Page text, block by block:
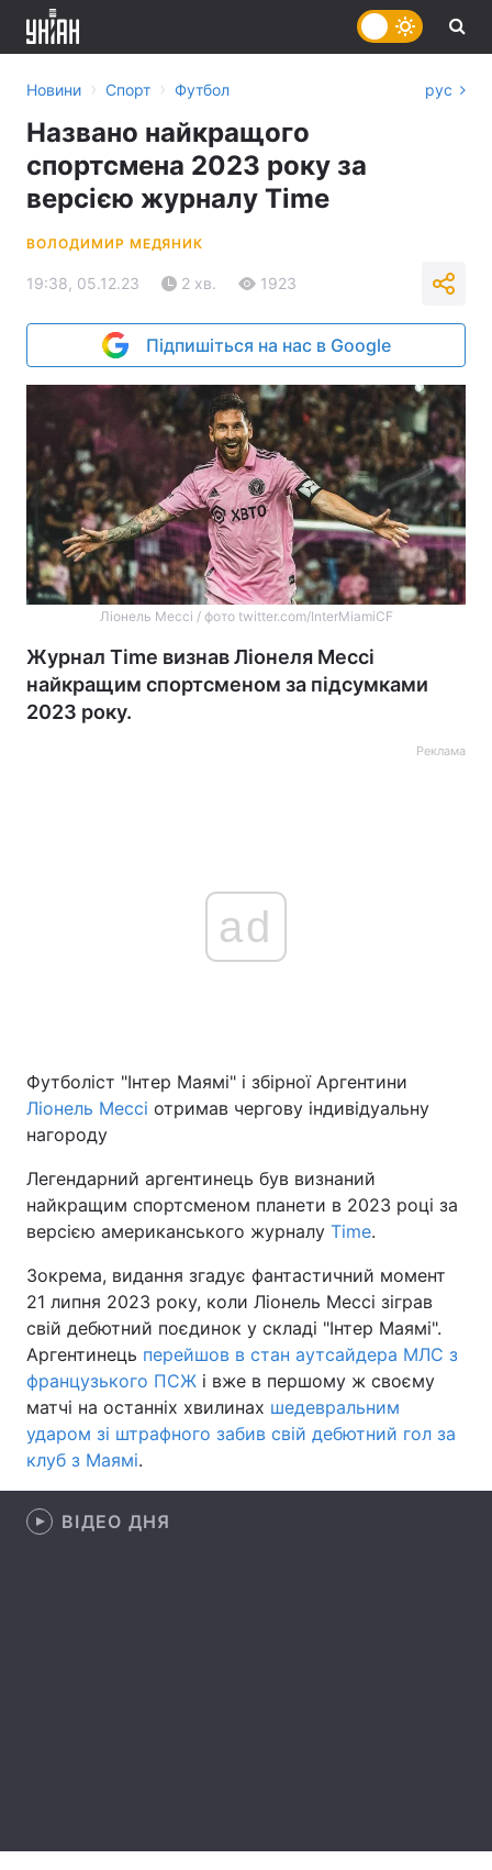
Головна Війна
Україна
Економіка Світ
Спорт Наука
Техно і зв'язок Лайт
Зброя Інциденти
Здоров'я Туризм
Цікавинки Погода
Екологія
Лонгріди
Новини › Спорт › Футбол рус
Названо найкращого
спортсмена 2023 року за
версією журналу Time
ВОЛОДИМИР МЕДЯНИК
19:38, 05.12.23 2 хв. 1923
Підпишіться на нас в Google
Ліонель Мессі / фото twitter.com/InterMiamiCF
Журнал Time визнав Ліонеля Мессі
найкращим спортсменом за підсумками
2023 року.
Реклама
ad
Футболіст "Інтер Маямі" і збірної Аргентини
Ліонель Мессі отримав чергову індивідуальну
нагороду
Легендарний аргентинець був визнаний
найкращим спортсменом планети в 2023 році за
версією американського журналу Time.
Зокрема, видання згадує фантастичний момент
21 липня 2023 року, коли Ліонель Мессі зіграв
свій дебютний поєдинок у складі "Інтер Маямі".
Аргентинець перейшов в стан аутсайдера МЛС з
французького ПСЖ і вже в першому ж своєму
матчі на останніх хвилинах шедевральним
ударом зі штрафного забив свій дебютний гол за
клуб з Маямі.
ВІДЕО ДНЯ